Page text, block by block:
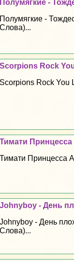
Полумягкие -
Полумягкие -
Слова)...
Scorpions Rock
Scorpions Rock You
Тимати Принцесса
Тимати Принцесса
Johnyboy - День
Johnyboy - День
Слова)...